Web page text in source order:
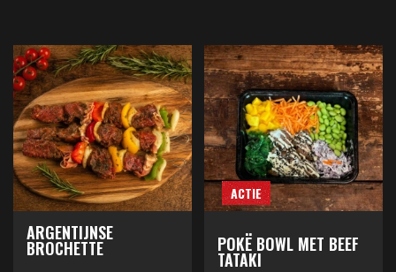
ARGENTIJNSE
BROCHETTE
ACTIE
POKË BOWL MET BEEF
TATAKI